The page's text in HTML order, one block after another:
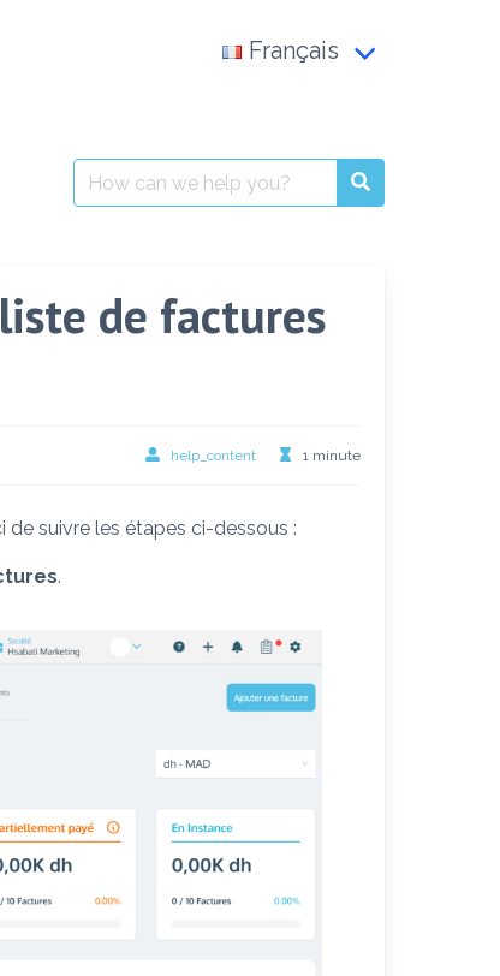
Français
العربية
English
Search
for:
de factures
help_content 1 minute
suivre les étapes ci-dessous :
.